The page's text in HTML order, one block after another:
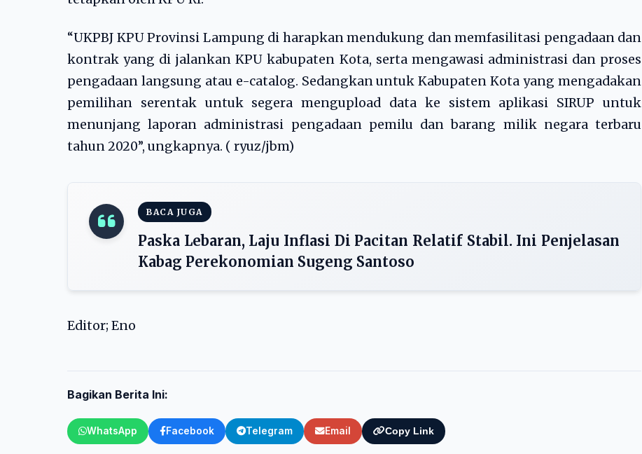
“UKPBJ KPU Provinsi Lampung di harapkan mendukung dan memfasilitasi pengadaan dan
kontrak yang di jalankan KPU kabupaten Kota, serta mengawasi administrasi dan proses
pengadaan langsung atau e-catalog. Sedangkan untuk Kabupaten Kota yang mengadakan
pemilihan serentak untuk segera mengupload data ke sistem aplikasi SIRUP untuk
menunjang laporan administrasi pengadaan pemilu dan barang milik negara terbaru
tahun 2020”, ungkapnya. ( ryuz/jbm)
BACA JUGA
Paska Lebaran, Laju Inflasi Di Pacitan Relatif Stabil. Ini Penjelasan
Kabag Perekonomian Sugeng Santoso
Editor; Eno
Bagikan Berita Ini:
WhatsApp Facebook Telegram Email Copy Link